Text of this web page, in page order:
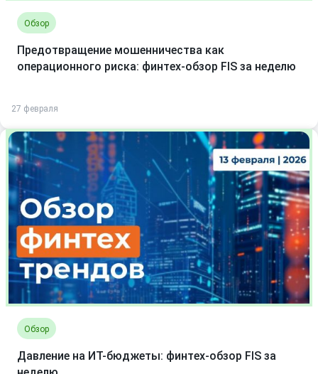
Обзор
Предотвращение мошенничества как
операционного риска: финтех-обзор FIS за неделю
27 февраля
Обзор
Давление на ИТ-бюджеты: финтех-обзор FIS за